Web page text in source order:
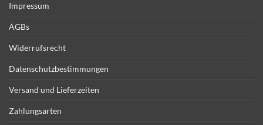
Impressum
AGBs
Widerrufsrecht
Datenschutzbestimmungen
Versand und Lieferzeiten
Zahlungsarten